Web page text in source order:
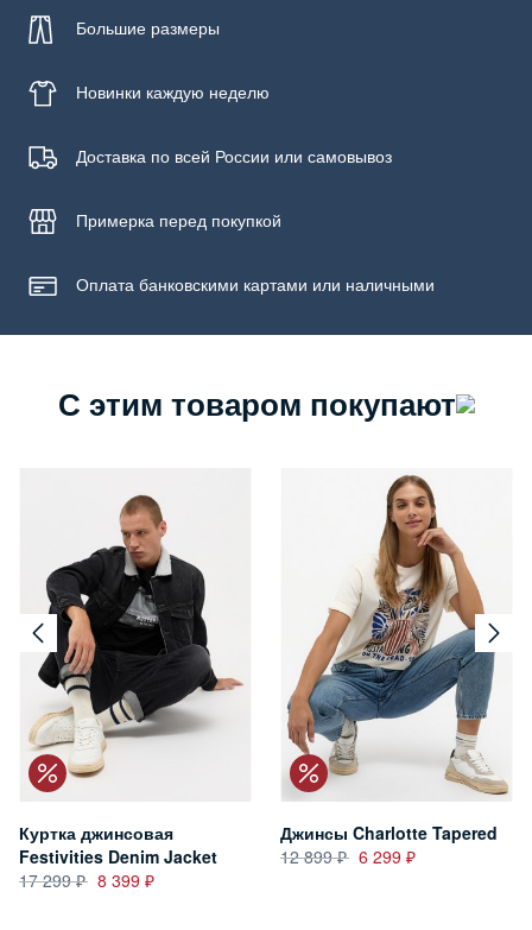
запрещена, гладить при низкой температуре до 110С
Большие размеры
Новинки каждую неделю
Доставка по всей России или самовывоз
Примерка перед покупкой
Оплата банковскими картами или наличными
С этим товаром покупают
Куртка джинсовая
Festivities Denim Jacket
17 299
8 399
Джинсы Charlotte Tapered
12 899
6 299